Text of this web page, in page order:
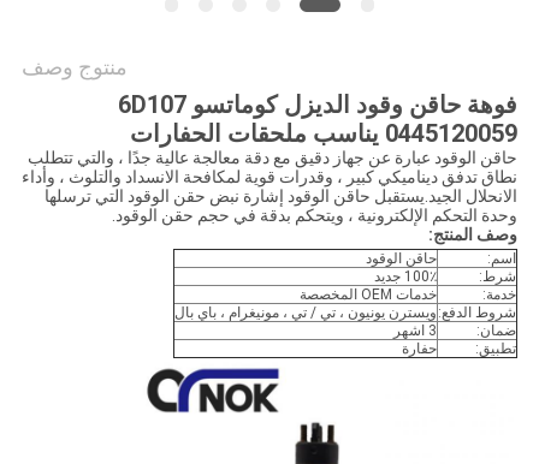
POLICY
منتوج وصف
فوهة حاقن وقود الديزل كوماتسو 6D107
0445120059 يناسب ملحقات الحفارات
حاقن الوقود عبارة عن جهاز دقيق مع دقة معالجة عالية جدًا ، والتي تتطلب
نطاق تدفق ديناميكي كبير ، وقدرات قوية لمكافحة الانسداد والتلوث ، وأداء
الانحلال الجيد.يستقبل حاقن الوقود إشارة نبض حقن الوقود التي ترسلها
وحدة التحكم الإلكترونية ، ويتحكم بدقة في حجم حقن الوقود.
وصف المنتج:
اسم:
حاقن الوقود
شرط:
100٪ جديد
خدمة:
خدمات OEM المخصصة
شروط الدفع: ويسترن يونيون ، تي / تي ، مونيغرام ، باي بال
ضمان:
3 اشهر
تطبيق:
حفارة